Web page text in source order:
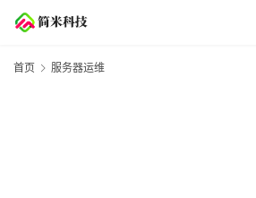
首页 服务器运维